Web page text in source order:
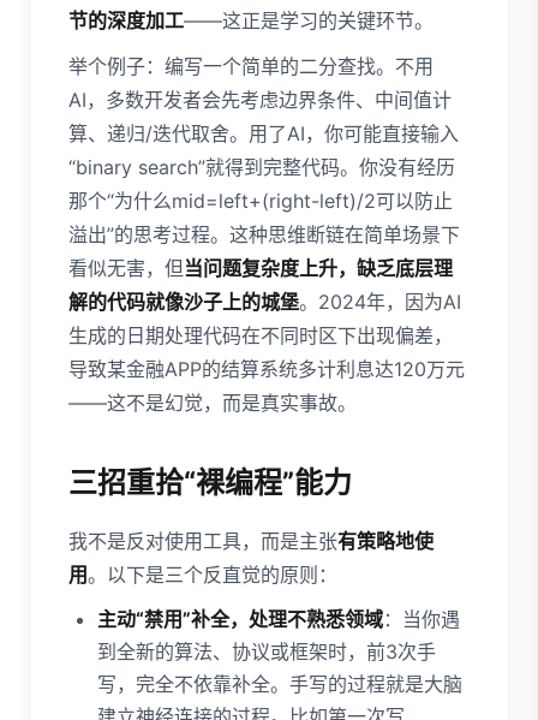
节的深度加工——这正是学习的关键环节。
举个例子：编写一个简单的二分查找。不用
AI，多数开发者会先考虑边界条件、中间值计
算、递归/迭代取舍。用了AI，你可能直接输入
“binary search”就得到完整代码。你没有经历
那个“为什么mid=left+(right-left)/2可以防止
溢出”的思考过程。这种思维断链在简单场景下
看似无害，但当问题复杂度上升，缺乏底层理
解的代码就像沙子上的城堡。2024年，因为AI
生成的日期处理代码在不同时区下出现偏差，
导致某金融APP的结算系统多计利息达120万元
——这不是幻觉，而是真实事故。
三招重拾“裸编程”能力
我不是反对使用工具，而是主张有策略地使
用。以下是三个反直觉的原则：
主动“禁用”补全，处理不熟悉领域：当你遇
到全新的算法、协议或框架时，前3次手
写，完全不依靠补全。手写的过程就是大脑